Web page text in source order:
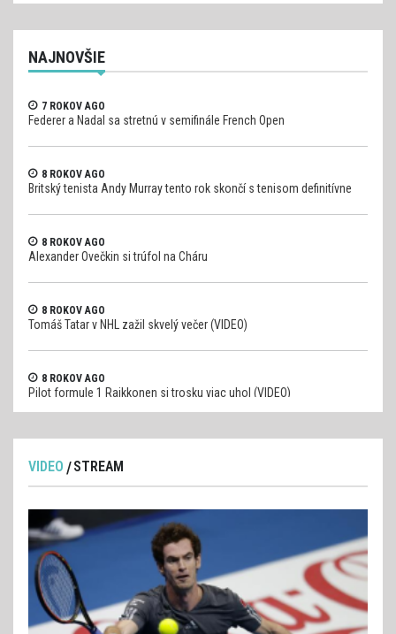
NAJNOVŠIE
7 ROKOV AGO
Federer a Nadal sa stretnú v semifinále French Open
8 ROKOV AGO
Britský tenista Andy Murray tento rok skončí s tenisom definitívne
8 ROKOV AGO
Alexander Ovečkin si trúfol na Cháru
8 ROKOV AGO
Tomáš Tatar v NHL zažil skvelý večer (VIDEO)
8 ROKOV AGO
Pilot formule 1 Raikkonen si trosku viac uhol (VIDEO)
VIDEO STREAM